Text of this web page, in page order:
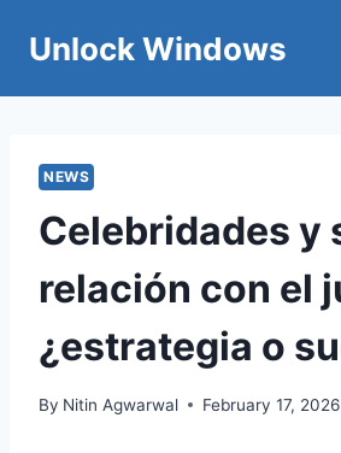
Unlock Windows
NEWS
Celebridades y
relación con el
¿estrategia o
By Nitin Agwarwal February 17, 2026